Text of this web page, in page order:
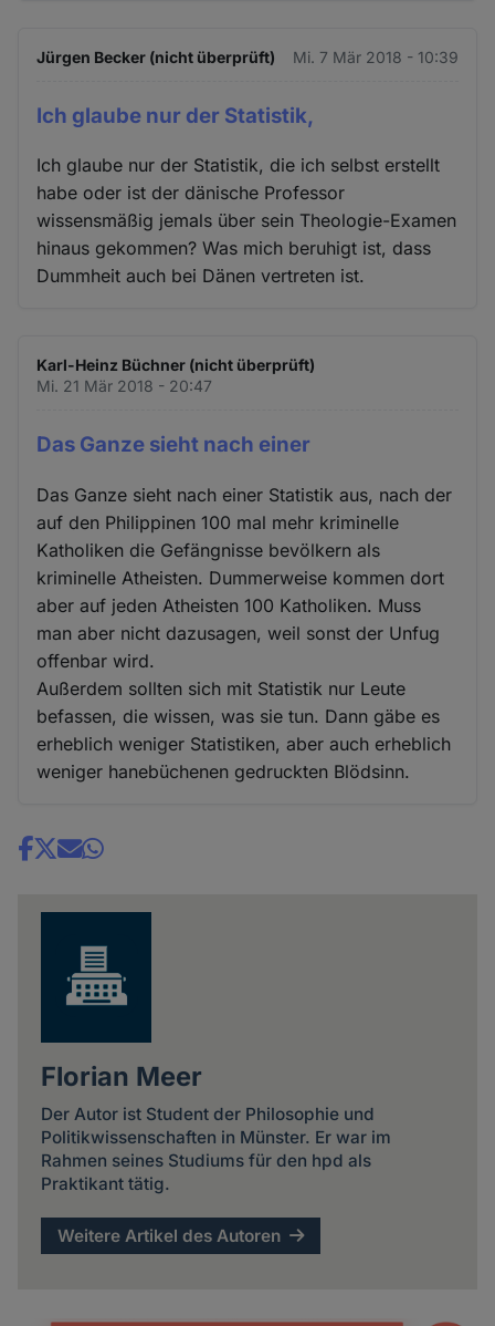
Jürgen Becker (nicht überprüft) Mi. 7 Mär 2018 - 10:39
Ich glaube nur der Statistik,
Ich glaube nur der Statistik, die ich selbst erstellt
habe oder ist der dänische Professor
wissensmäßig jemals über sein Theologie-Examen
hinaus gekommen? Was mich beruhigt ist, dass
Dummheit auch bei Dänen vertreten ist.
Karl-Heinz Büchner (nicht überprüft)
Mi. 21 Mär 2018 - 20:47
Das Ganze sieht nach einer
Das Ganze sieht nach einer Statistik aus, nach der
auf den Philippinen 100 mal mehr kriminelle
Katholiken die Gefängnisse bevölkern als
kriminelle Atheisten. Dummerweise kommen dort
aber auf jeden Atheisten 100 Katholiken. Muss
man aber nicht dazusagen, weil sonst der Unfug
offenbar wird.
Außerdem sollten sich mit Statistik nur Leute
befassen, die wissen, was sie tun. Dann gäbe es
erheblich weniger Statistiken, aber auch erheblich
weniger hanebüchenen gedruckten Blödsinn.
Share
Florian Meer
Der Autor ist Student der Philosophie und
Politikwissenschaften in Münster. Er war im
Rahmen seines Studiums für den hpd als
Praktikant tätig.
Weitere Artikel des Autoren